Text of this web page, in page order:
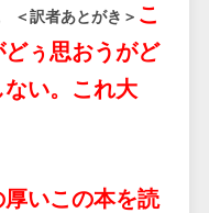
＜訳者あとがき＞ こ
ぅ思おうがど
い。これ大
厚いこの本を読